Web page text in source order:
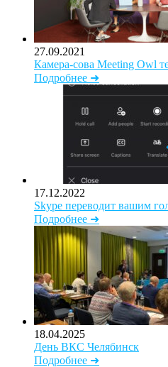
27.09.2021
Камера-сова Meeting Owl
Подробнее ➜
17.12.2022
Skype переводит вашим
Подробнее ➜
18.04.2025
День ВКС Челябинск
Подробнее ➜